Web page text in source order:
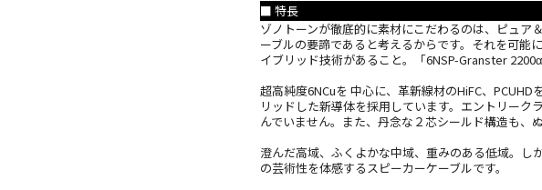
■ 特長
ゾノトーンが徹底的に素材にこだわるのは、ピュア
ーブルの要諦であると考えるからです。それを可能
イブリッド技術があること。「6NSP-Granster
超高純度6NCuを 中心に、革新線材のHiFC、
リッドした新導体を採用しています。エントリーク
んでいません。また、丹念な２芯シールド構造も、
澄んだ高域、ふくよかな中域、重みのある低域。し
の芸術性を体感するスピーカーケーブルです。